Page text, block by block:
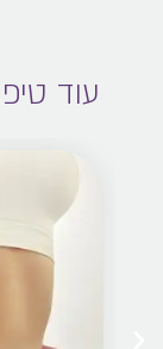
עוד